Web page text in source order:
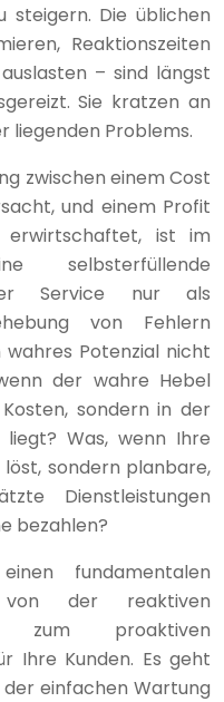
steigern. Die üblichen
Reaktionszeiten
– sind längst
Sie kratzen an
liegenden Problems.
zwischen einem Cost
und einem Profit
erwirtschaftet, ist im
selbsterfüllende
Service nur als
von Fehlern
Potenzial nicht
der wahre Hebel
sondern in der
Was, wenn Ihre
sondern planbare,
Dienstleistungen
bezahlen?
fundamentalen
von der reaktiven
zum proaktiven
Ihre Kunden. Es geht
einfachen Wartung